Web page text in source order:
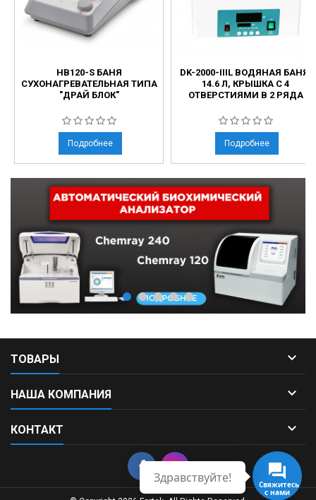
HB120-S БАНЯ
СУХОНАГРЕВАТЕЛЬНАЯ ТИПА
"ДРАЙ БЛОК"
Подробнее
DK-2000-IIIL ВОДЯНАЯ БАНЯ,
14.6 Л, КРЫШКА С 4
ОТВЕРСТИЯМИ В 2 РЯДА
Подробнее
ТОВАРЫ 
НАША КОМПАНИЯ 
КОНТАКТ 
Свяжитесь
с нами
Здравствуйте!